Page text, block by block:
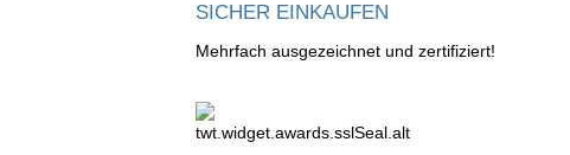
SICHER EINKAUFEN
Mehrfach ausgezeichnet und zertifiziert!